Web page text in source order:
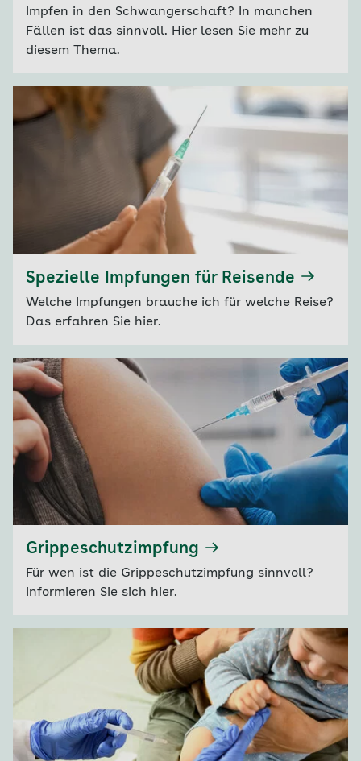
Impfen in den Schwangerschaft? In manchen
Fällen ist das sinnvoll. Hier lesen Sie mehr zu
diesem Thema.
Spezielle Impfungen für Reisende
Welche Impfungen brauche ich für welche Reise?
Das erfahren Sie hier.
Grippeschutzimpfung
Für wen ist die Grippeschutzimpfung sinnvoll?
Informieren Sie sich hier.